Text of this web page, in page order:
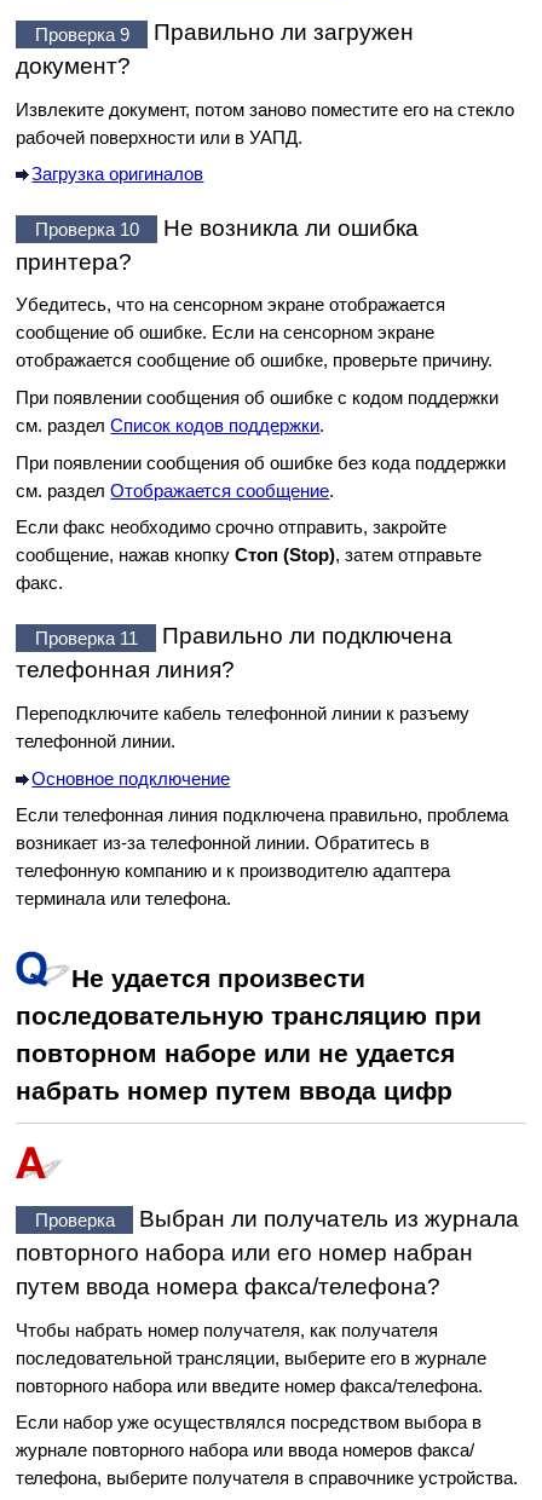
Проверка 9
Правильно ли загружен
документ?
Извлеките документ, потом заново поместите его настекло
рабочей поверхности или вУАПД.
Загрузка оригиналов
Проверка 10
Не возникла ли ошибка
принтера?
Убедитесь, что насенсорном экране отображается
сообщение об ошибке. Если насенсорном экране
отображается сообщение об ошибке, проверьте причину.
При появлении сообщения об ошибке с кодом поддержки
см. разделСписок кодов поддержки.
При появлении сообщения об ошибке без кода поддержки
см. разделОтображается сообщение.
Если факс необходимо срочно отправить, закройте
сообщение, нажав кнопкуСтоп (Stop), затем отправьте
факс.
Проверка 11
Правильно ли подключена
телефонная линия?
Переподключите кабель телефонной линии к разъему
телефонной линии.
Основное подключение
Если телефонная линия подключена правильно, проблема
возникает из-за телефонной линии. Обратитесь в
телефонную компанию и к производителю адаптера
терминала или телефона.
Не удается произвести
последовательную трансляцию при
повторном наборе или не удается
набрать номер путем ввода цифр
Проверка
Выбран ли получатель из журнала
повторного набора или его номер набран
путем ввода номера факса/телефона?
Чтобы набрать номер получателя, как получателя
последовательной трансляции, выберите его в журнале
повторного набора или введите номер факса/телефона.
Если набор уже осуществлялся посредством выбора в
журнале повторного набора или ввода номеров факса/
телефона, выберите получателя в справочникеустройства.